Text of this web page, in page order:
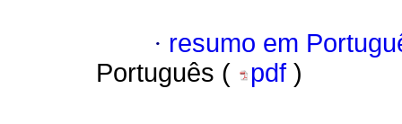
· resumo em
Português (
pdf )